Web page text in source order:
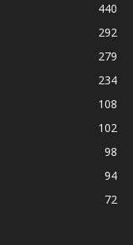
440
292
279
234
108
102
98
94
72